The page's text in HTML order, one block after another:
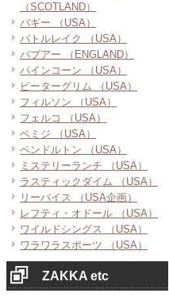
（SCOTLAND）
バギー （USA）
バトルレイク （USA）
バブアー （ENGLAND）
パインコーン （USA）
ピーターグリム （USA）
フィルソン （USA）
フェルコ （USA）
ベミジ （USA）
ペンドルトン （USA）
ミステリーランチ （USA）
ラスティックダイム （USA）
リーバイス （USA企画）
レフティ・オドール （USA）
ワイルドシングス （USA）
ワラワラスポーツ （USA）
ZAKKA etc